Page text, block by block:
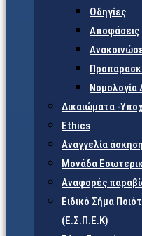
Οδηγίες
Αποφάσεις
Νομολογία
Δικαιώματα -
Ethics
Αναγγελία
Μονάδα
Αναφορές
Ειδικό Σήμα
(Ε.Σ.Π.Ε.Κ)